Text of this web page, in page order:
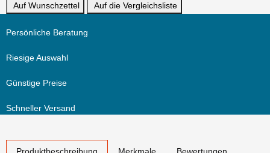
Auf Wunschzettel
Auf die Vergleichsliste
Persönliche Beratung
Riesige Auswahl
Günstige Preise
Schneller Versand